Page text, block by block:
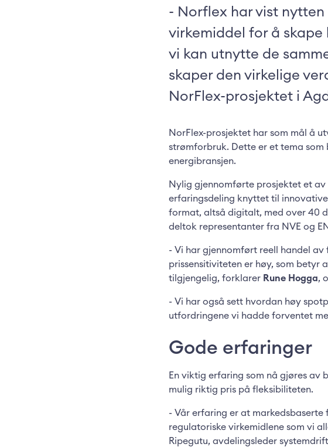
- Norflex har vist
virkemiddel for å
vi kan utnytte de
skaper den virkelige
NorFlex-prosjektet i
NorFlex-prosjektet har som mål å
strømforbruk. Dette er et tema
energibransjen.
Nylig gjennomførte prosjektet et av
erfaringsdeling knyttet til
format, altså digitalt, med over 40
deltok representanter fra NVE og
- Vi har gjennomført reell handel
prissensitiviteten er høy, som betyr
tilgjengelig, forklarer Rune Hogga,
- Vi har også sett hvordan høy
utfordringene vi hadde forventet
Gode erfaringer
En viktig erfaring som nå gjøres av
mulig riktig pris på fleksibiliteten.
- Vår erfaring er at
regulatoriske virkemidlene som vi
Ripegutu, avdelingsleder